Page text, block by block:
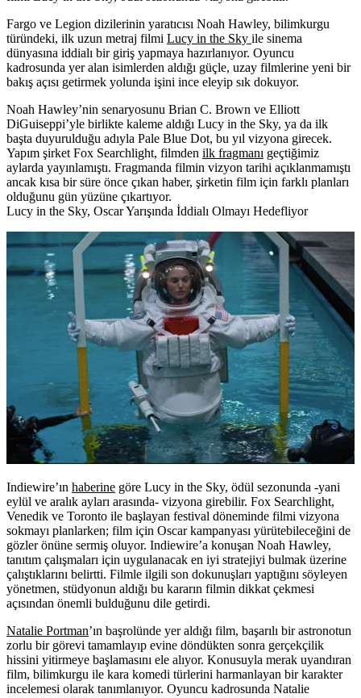
Fargo ve Legion dizilerinin yaratıcısı Noah Hawley, bilimkurgu
türündeki, ilk uzun metraj filmi Lucy in the Sky ile sinema
dünyasına iddialı bir giriş yapmaya hazırlanıyor. Oyuncu
kadrosunda yer alan isimlerden aldığı güçle, uzay filmlerine yeni bir
bakış açısı getirmek yolunda işini ince eleyip sık dokuyor.
Noah Hawley’nin senaryosunu Brian C. Brown ve Elliott
DiGuiseppi’yle birlikte kaleme aldığı Lucy in the Sky, ya da ilk
başta duyurulduğu adıyla Pale Blue Dot, bu yıl vizyona girecek.
Yapım şirket Fox Searchlight, filmden ilk fragmanı geçtiğimiz
aylarda yayınlamıştı. Fragmanda filmin vizyon tarihi açıklanmamıştı
ancak kısa bir süre önce çıkan haber, şirketin film için farklı planları
olduğunu gün yüzüne çıkartıyor.
Lucy in the Sky, Oscar Yarışında İddialı Olmayı Hedefliyor
Indiewire’ın haberine göre Lucy in the Sky, ödül sezonunda -yani
eylül ve aralık ayları arasında- vizyona girebilir. Fox Searchlight,
Venedik ve Toronto ile başlayan festival döneminde filmi vizyona
sokmayı planlarken; film için Oscar kampanyası yürütebileceğini de
gözler önüne sermiş oluyor. Indiewire’a konuşan Noah Hawley,
tanıtım çalışmaları için uygulanacak en iyi stratejiyi bulmak üzerine
çalıştıklarını belirtti. Filmle ilgili son dokunuşları yaptığını söyleyen
yönetmen, stüdyonun aldığı bu kararın filmin dikkat çekmesi
açısından önemli bulduğunu dile getirdi.
Natalie Portman’ın başrolünde yer aldığı film, başarılı bir astronotun
zorlu bir görevi tamamlayıp evine döndükten sonra gerçekçilik
hissini yitirmeye başlamasını ele alıyor. Konusuyla merak uyandıran
film, bilimkurgu ile kara komedi türlerini harmanlayan bir karakter
incelemesi olarak tanımlanıyor. Oyuncu kadrosunda Natalie